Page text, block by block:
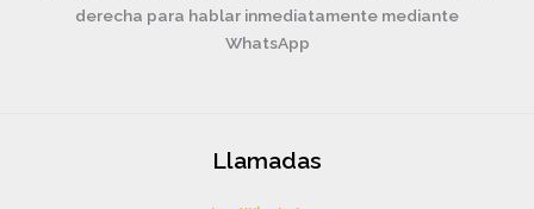
derecha para hablar inmediatamente mediante
WhatsApp
Llamadas